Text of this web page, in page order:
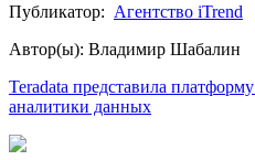
Публикатор: Агентство iTrend
Автор(ы): Владимир Шабалин
Teradata представила
аналитики данных